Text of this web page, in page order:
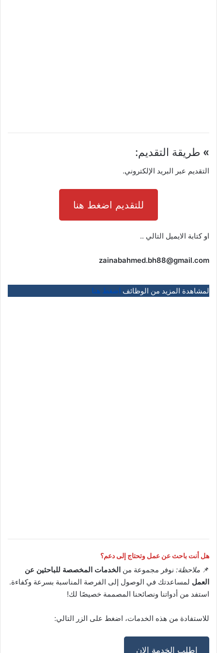
» طريقة التقديم:
التقديم عبر البريد الإلكتروني.
للتقديم اضغط هنا
او كتابة الايميل التالي ..
zainabahmed.bh88@gmail.com
لمشاهدة المزيد من الوظائف اضغط هنا
هل أنت باحث عن عمل وتحتاج إلى دعم؟
📌 ملاحظة: نوفر مجموعة من الخدمات المخصصة للباحثين عن
العمل لمساعدتك في الوصول إلى الفرصة المناسبة بسرعة وكفاءة.
استفد من أدواتنا ونصائحنا المصممة خصيصًا لك!
للاستفادة من هذه الخدمات، اضغط على الزر التالي:
اطلب الخدمة الان